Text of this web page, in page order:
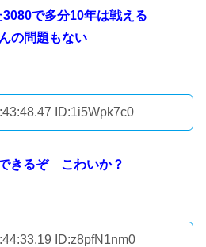
で多分10年は戦える
の問題もない
ID:1i5Wpk7c0
きるぞ こわいか？
ID:z8pfN1nm0